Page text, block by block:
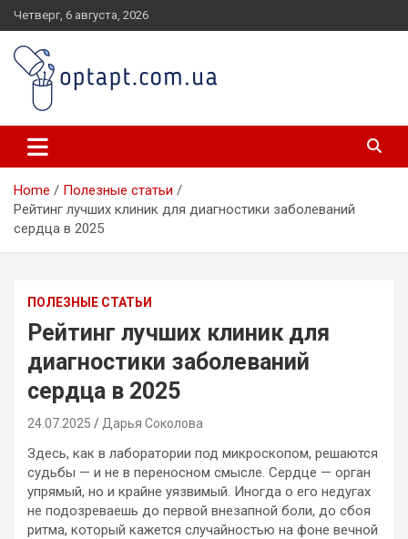
Skip
to
content
Четверг, 6 августа, 2026
optapt.com.ua
Home
Полезные статьи
Рейтинг лучших клиник для диагностики заболеваний
сердца в 2025
ПОЛЕЗНЫЕ СТАТЬИ
Рейтинг лучших клиник для
диагностики заболеваний
сердца в 2025
24.07.2025 Дарья Соколова
Здесь, как в лаборатории под микроскопом, решаются
судьбы — и не в переносном смысле. Сердце — орган
упрямый, но и крайне уязвимый. Иногда о его недугах
не подозреваешь до первой внезапной боли, до сбоя
ритма, который кажется случайностью на фоне вечной